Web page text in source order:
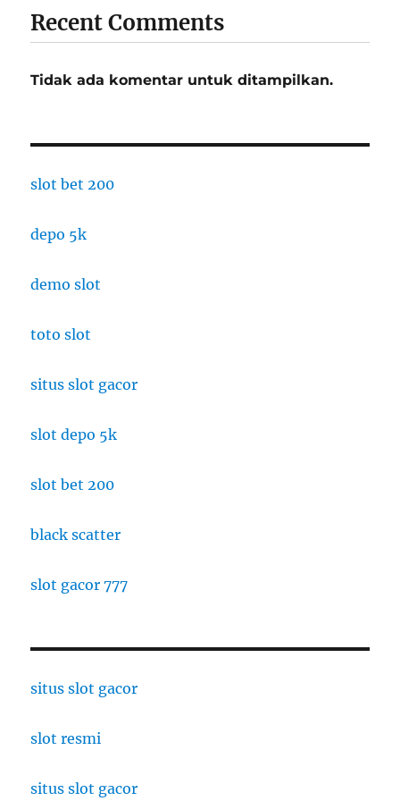
Recent Comments
Tidak ada komentar untuk ditampilkan.
slot bet 200
depo 5k
demo slot
toto slot
situs slot gacor
slot depo 5k
slot bet 200
black scatter
slot gacor 777
situs slot gacor
slot resmi
situs slot gacor